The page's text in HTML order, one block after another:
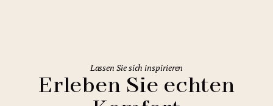
Erleben Sie echten
Lassen Sie sich inspirieren